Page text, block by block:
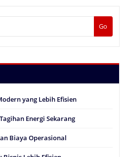
Go
yang Lebih Efisien
Energi Sekarang
Biaya Operasional